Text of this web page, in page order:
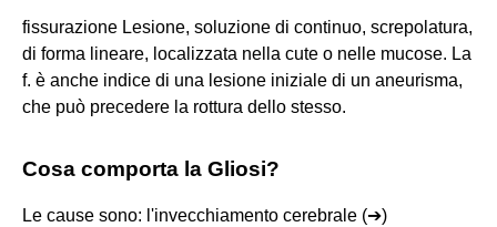
fissurazione Lesione, soluzione di continuo, screpolatura,
di forma lineare, localizzata nella cute o nelle mucose. La
f. è anche indice di una lesione iniziale di un aneurisma,
che può precedere la rottura dello stesso.
Cosa comporta la Gliosi?
Le cause sono: l'invecchiamento cerebrale (➔)